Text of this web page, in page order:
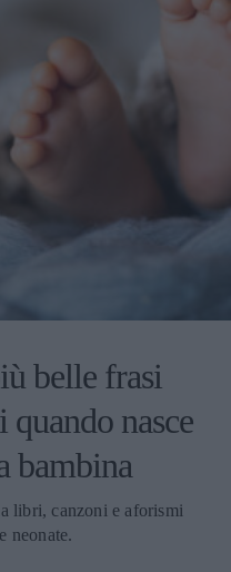
belle frasi
nasce
bambina
libri, canzoni e aforismi
neonate.